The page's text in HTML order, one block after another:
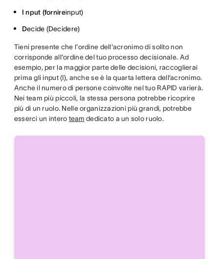
I nput (fornireinput)
Decide (Decidere)
Tieni presente che l'ordine dell'acronimo di solito non
corrisponde all'ordine del tuo processo decisionale. Ad
esempio, per la maggior parte delle decisioni, raccoglierai
prima gli input (I), anche se è la quarta lettera dell’acronimo.
Anche il numero di persone coinvolte nel tuo RAPID varierà.
Nei team più piccoli, la stessa persona potrebbe ricoprire
più di un ruolo. Nelle organizzazioni più grandi, potrebbe
esserci un intero team dedicato a un solo ruolo.